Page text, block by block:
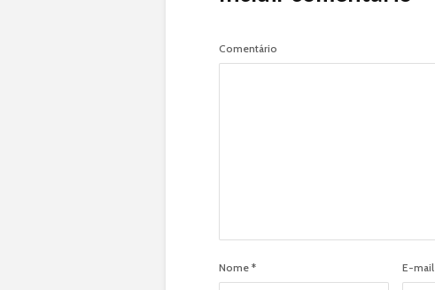
Comentário
Nome * E-mail